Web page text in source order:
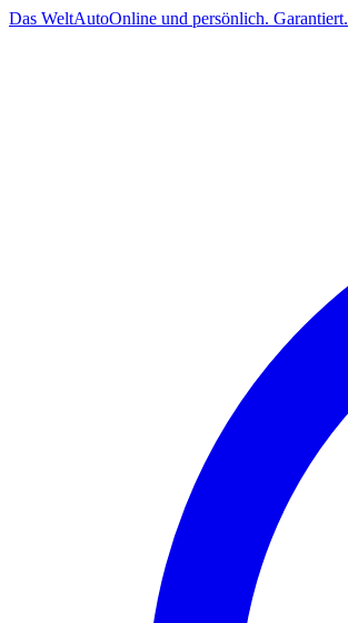
Das WeltAutoOnline und persönlich. Garantiert.